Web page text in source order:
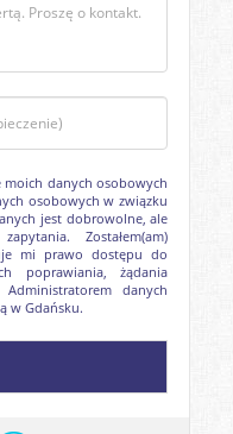
moich danych osobowych
osobowych w związku
jest dobrowolne, ale
Zostałem(am)
mi prawo dostępu do
poprawiania, żądania
Administratorem danych
w Gdańsku.